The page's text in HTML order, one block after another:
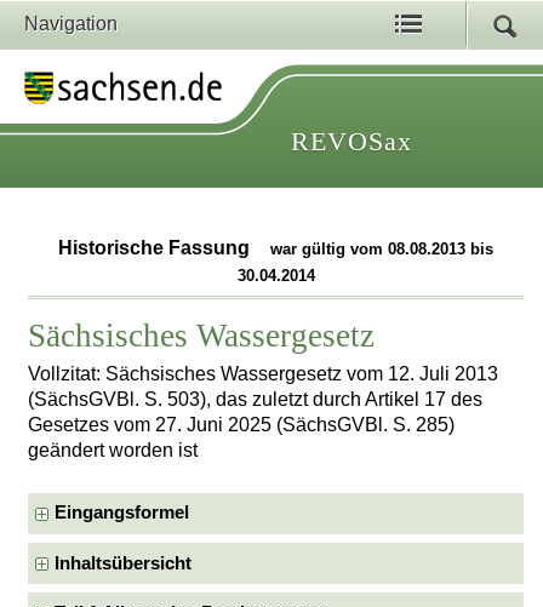
Navigation
REVOSax
Historische Fassung
war gültig vom 08.08.2013 bis
30.04.2014
Sächsisches Wassergesetz
Vollzitat: Sächsisches Wassergesetz vom 12. Juli 2013
(SächsGVBl. S. 503), das zuletzt durch Artikel 17 des
Gesetzes vom 27. Juni 2025 (SächsGVBl. S. 285)
geändert worden ist
Eingangsformel
Inhaltsübersicht